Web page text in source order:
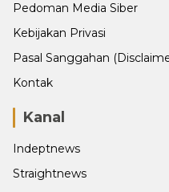
Pedoman Media Siber
Kebijakan Privasi
Pasal Sanggahan
Kontak
Kanal
Indeptnews
Straightnews